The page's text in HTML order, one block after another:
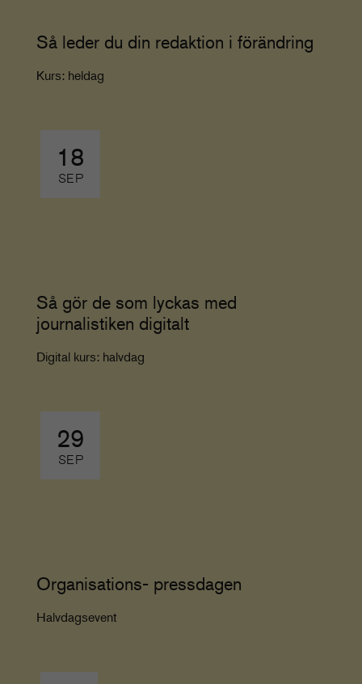
Så leder du din redaktion i förändring
Kurs: heldag
18
SEP
Så gör de som lyckas med
journalistiken digitalt
Digital kurs: halvdag
29
SEP
Organisations- pressdagen
Halvdagsevent